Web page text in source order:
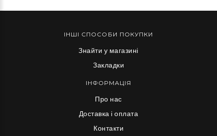
ІНШІ СПОСОБИ ПОКУПКИ
Знайти у магазині
Закладки
ІНФОРМАЦІЯ
Про нас
Доставка і оплата
Контакти